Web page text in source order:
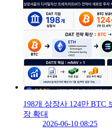
198개 상장사 124만 BTC
장 확대
2026-06-10 08:25